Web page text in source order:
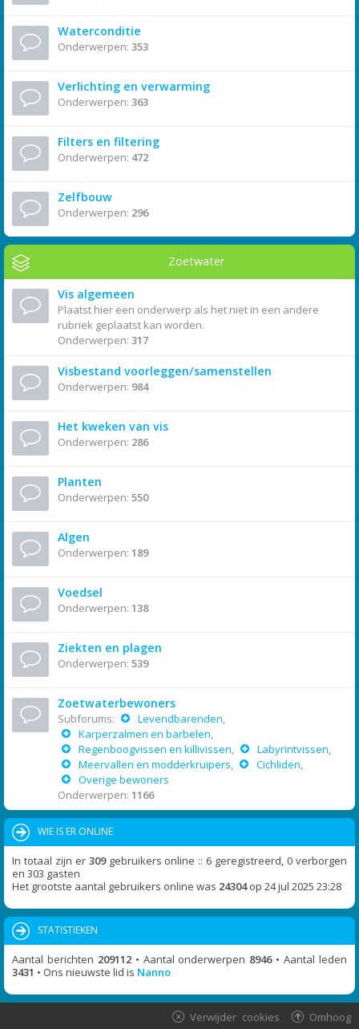
Waterconditie
Onderwerpen: 353
Verlichting en verwarming
Onderwerpen: 363
Filters en filtering
Onderwerpen: 472
Zelfbouw
Onderwerpen: 296
Zoetwater
Vis algemeen
Plaatst hier een onderwerp als het niet in een andere
rubriek geplaatst kan worden.
Onderwerpen: 317
Visbestand voorleggen/samenstellen
Onderwerpen: 984
Het kweken van vis
Onderwerpen: 286
Planten
Onderwerpen: 550
Algen
Onderwerpen: 189
Voedsel
Onderwerpen: 138
Ziekten en plagen
Onderwerpen: 539
Zoetwaterbewoners
Subforums: Levendbarenden,
Karperzalmen en barbelen,
Regenboogvissen en killivissen, Labyrintvissen,
Meervallen en modderkruipers, Cichliden,
Overige bewoners
Onderwerpen: 1166
WIE IS ER ONLINE
In totaal zijn er 309gebruikers online :: 6 geregistreerd, 0 verborgen
en 303 gasten
Het grootste aantal gebruikers online was 24304op 24 jul 2025 23:28
STATISTIEKEN
Aantal berichten 209112• Aantal onderwerpen 8946• Aantal leden
3431 • Ons nieuwste lid is Nanno
Omhoog
Verwijder cookies